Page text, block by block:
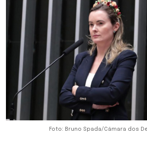
Foto: Bruno Spada/Câmara dos